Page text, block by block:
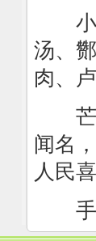
小吃
汤、
肉、
芒山
闻名
人民喜
手工